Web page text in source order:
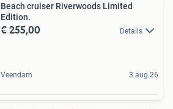
Beach cruiser Riverwoods Limited
Edition.
€ 255,00 Details
Veendam 3 aug 26